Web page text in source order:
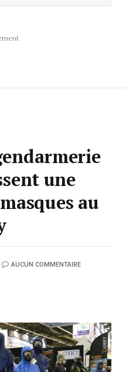
une
au
AUCUN COMMENTAIRE